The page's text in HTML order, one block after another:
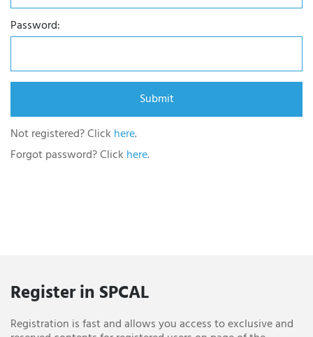
Password:
Not registered? Click here.
Forgot password? Click here.
Register in SPCAL
Registration is fast and allows you access to exclusive and